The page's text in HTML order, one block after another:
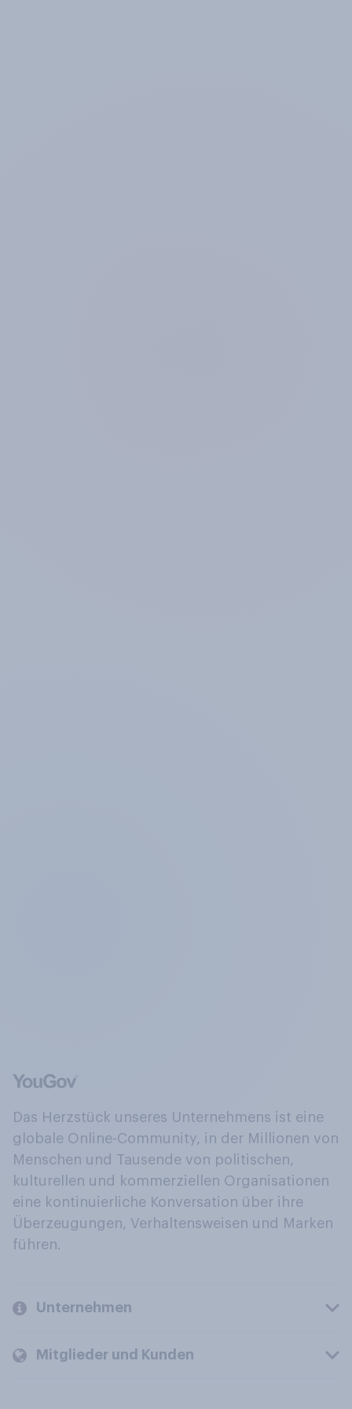
Das Herzstück unseres Unternehmens ist eine
globale Online-Community, in der Millionen von
Menschen und Tausende von politischen,
kulturellen und kommerziellen Organisationen
eine kontinuierliche Konversation über ihre
Überzeugungen, Verhaltensweisen und Marken
führen.
Unternehmen
Mitglieder und Kunden